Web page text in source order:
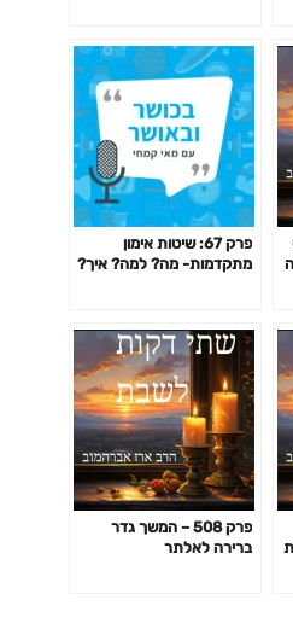
פרק 67: שיטות אימון
מתקדמות- מה? למה? איך?
פרק 508 – המשך גדר
ברירה לאלתר